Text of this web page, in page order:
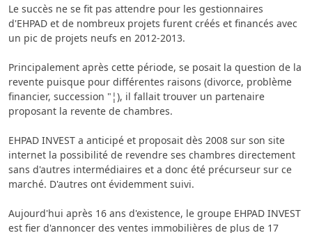
Le succès ne se fit pas attendre pour les gestionnaires
d'EHPAD et de nombreux projets furent créés et financés avec
un pic de projets neufs en 2012-2013.
Principalement après cette période, se posait la question de la
revente puisque pour différentes raisons (divorce, problème
financier, succession "¦), il fallait trouver un partenaire
proposant la revente de chambres.
EHPAD INVEST a anticipé et proposait dès 2008 sur son site
internet la possibilité de revendre ses chambres directement
sans d'autres intermédiaires et a donc été précurseur sur ce
marché. D'autres ont évidemment suivi.
Aujourd'hui après 16 ans d'existence, le groupe EHPAD INVEST
est fier d'annoncer des ventes immobilières de plus de 17